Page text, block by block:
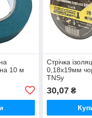
10 м
Стрічка
0,18х19мм
TNSy
30,07₴